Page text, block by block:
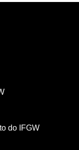
do IFGW